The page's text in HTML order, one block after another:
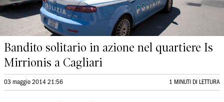
Bandito solitario in azione nel quartiere Is
Mirrionis a Cagliari
03 maggio 2014 21:56 1 MINUTI DI LETTURA